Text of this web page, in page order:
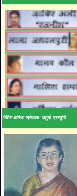
पेंटिंग-कविता श्रंखला: चतुर्थ प्रस्तुति